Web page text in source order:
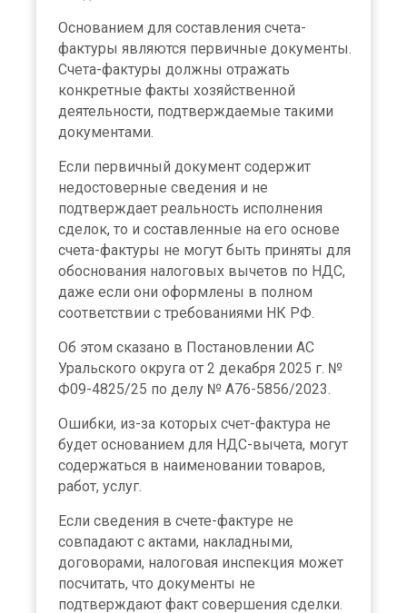
Основанием для составления счета-
фактуры являются первичные документы.
Счета-фактуры должны отражать
конкретные факты хозяйственной
деятельности, подтверждаемые такими
документами.
Если первичный документ содержит
недостоверные сведения и не
подтверждает реальность исполнения
сделок, то и составленные на его основе
счета-фактуры не могут быть приняты для
обоснования налоговых вычетов по НДС,
даже если они оформлены в полном
соответствии с требованиями НК РФ.
Об этом сказано в Постановлении АС
Уральского округа от 2 декабря 2025 г. №
Ф09-4825/25 по делу № А76-5856/2023.
Ошибки, из-за которых счет-фактура не
будет основанием для НДС-вычета, могут
содержаться в наименовании товаров,
работ, услуг.
Если сведения в счете-фактуре не
совпадают с актами, накладными,
договорами, налоговая инспекция может
посчитать, что документы не
подтверждают факт совершения сделки.